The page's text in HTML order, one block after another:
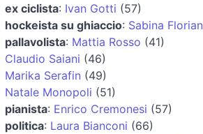
ex ciclista: Ivan Gotti (57)
hockeista su ghiaccio: Sabina Florian
pallavolista: Mattia Rosso (41)
Claudio Saiani (46)
Marika Serafin (49)
Natale Monopoli (51)
pianista: Enrico Cremonesi (57)
politica: Laura Bianconi (66)